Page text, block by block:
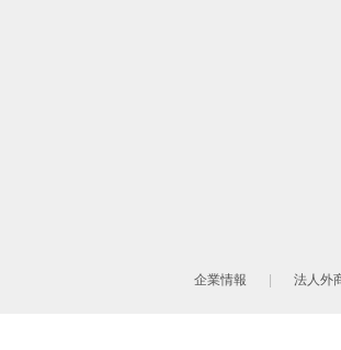
企業情報 法人外